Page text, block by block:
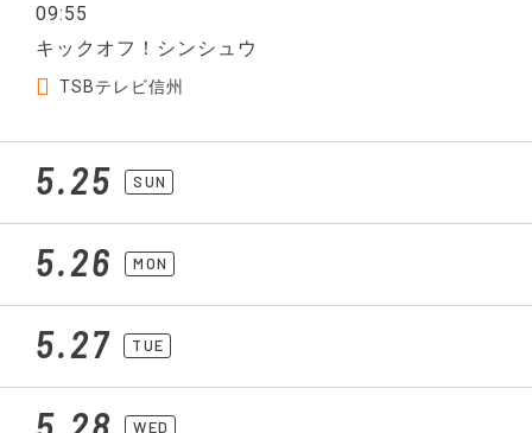
09:55
キックオフ！シンシュウ
TSBテレビ信州
5.25 SUN
5.26 MON
5.27 TUE
WED